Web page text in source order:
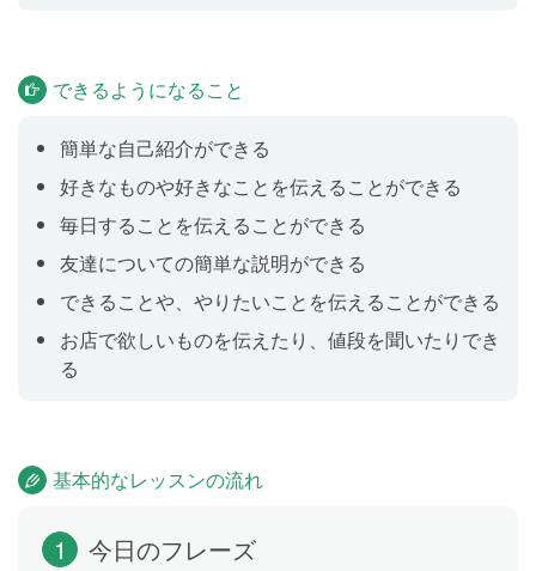
Lesson 17 周りの人が得意なことを話そう
Lesson 18
Lesson 19 かっこいいあの子はだれ？
Lesson 21
できるようになること
簡単な自己紹介ができる
好きなものや好きなことを伝えることができる
毎日することを伝えることができる
友達についての簡単な説明ができる
できることや、やりたいことを伝えることができる
お店で欲しいものを伝えたり、値段を聞いたりでき
る
基本的なレッスンの流れ
1 今日のフレーズ